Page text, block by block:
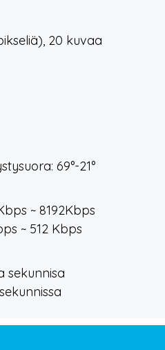
20 kuvaa
69°-21°
~ 8192Kbps
~ 512 Kbps
sekunnisa